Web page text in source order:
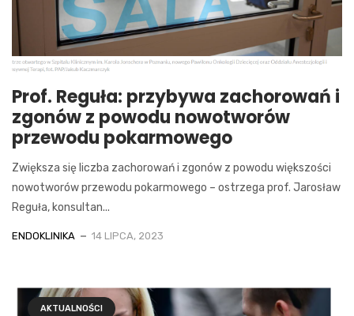
Prof. Reguła: przybywa zachorowań i
zgonów z powodu nowotworów
przewodu pokarmowego
Zwiększa się liczba zachorowań i zgonów z powodu większości
nowotworów przewodu pokarmowego – ostrzega prof. Jarosław
Reguła, konsultan...
ENDOKLINIKA 14 LIPCA, 2023
AKTUALNOŚCI